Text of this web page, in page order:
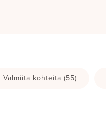
Valmiita kohteita (55)